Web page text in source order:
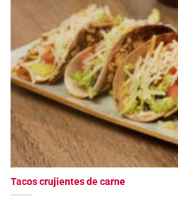
Tacos crujientes de carne